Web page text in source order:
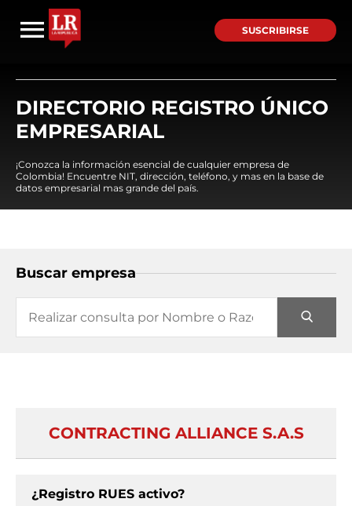
SUSCRIBIRSE
DIRECTORIO REGISTRO ÚNICO
EMPRESARIAL
¡Conozca la información esencial de cualquier empresa de
Colombia! Encuentre NIT, dirección, teléfono, y mas en la base de
datos empresarial mas grande del país.
Buscar empresa
CONTRACTING ALLIANCE S.A.S
¿Registro RUES activo?